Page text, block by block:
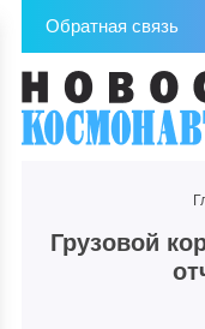
Обратная связь
Грузовой